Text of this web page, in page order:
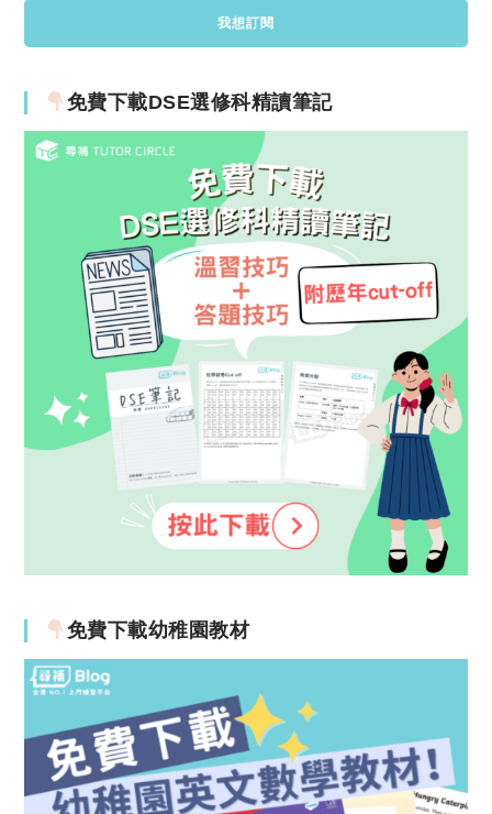
免費下載DSE選修科精讀筆記
免費下載幼稚園教材